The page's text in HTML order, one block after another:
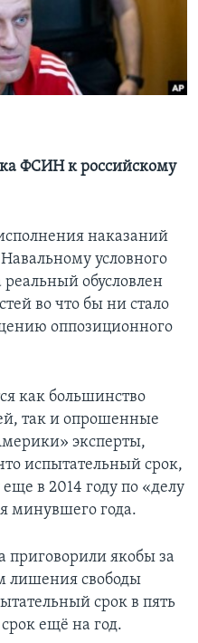
ФСИН к российскому
наказаний
условного
обусловлен
во что бы ни стало
оппозиционного
как большинство
так и опрошенные
эксперты,
испытательный срок,
в 2014 году по «делу
минувшего года.
якобы за
лишения свободы
срок в пять
ещё на год.